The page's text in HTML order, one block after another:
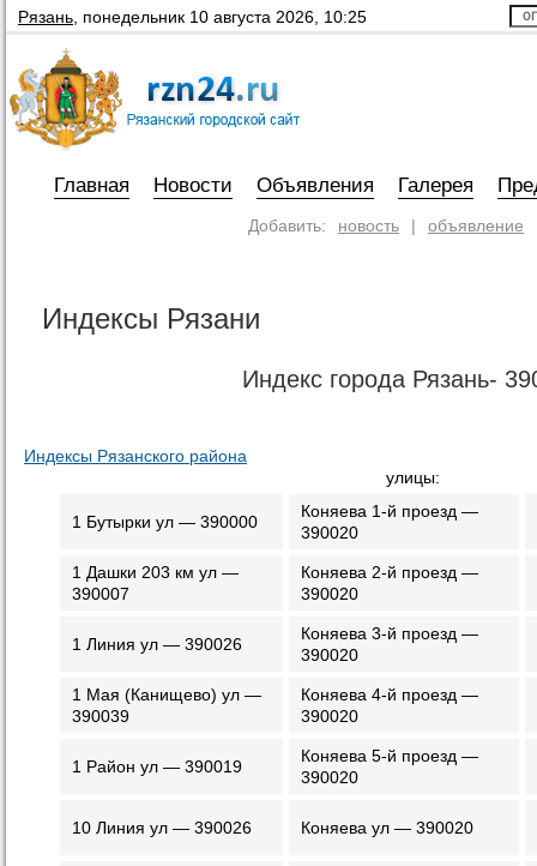
Рязань понедельник 10 августа 2026, 10:25
Главная Новости Объявления Галерея
Добавить: новость | объявление
Индексы Рязани
Индекс города Рязань-
Индексы Рязанского района
улицы:
1 Бутырки ул — 390000
Коняева 1-й проезд —
390020
1 Дашки 203 км ул —
390007
Коняева 2-й проезд —
390020
1 Линия ул — 390026
Коняева 3-й проезд —
390020
1 Мая (Канищево) ул —
390039
Коняева 4-й проезд —
390020
1 Район ул — 390019
Коняева 5-й проезд —
390020
10 Линия ул — 390026 Коняева ул — 390020